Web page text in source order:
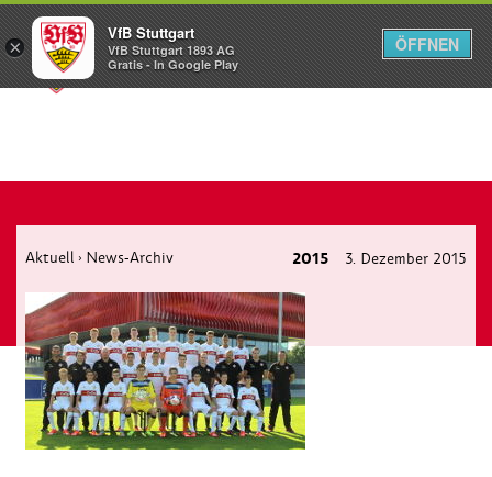
Menü
Aktuell › News-Archiv 2015 3. Dezember 2015
×
VfB Stuttgart
VfB Stuttgart 1893 AG
Gratis - In Google Play
ÖFFNEN